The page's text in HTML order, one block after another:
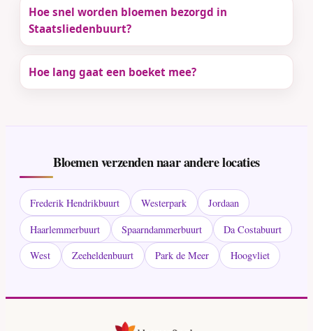
Hoe snel worden bloemen bezorgd in
Staatsliedenbuurt?
Hoe lang gaat een boeket mee?
Bloemen verzenden naar andere locaties
Frederik Hendrikbuurt Westerpark
Jordaan
Haarlemmerbuurt
Spaarndammerbuurt
Da Costabuurt
West
Zeeheldenbuurt Park de Meer Hoogvliet